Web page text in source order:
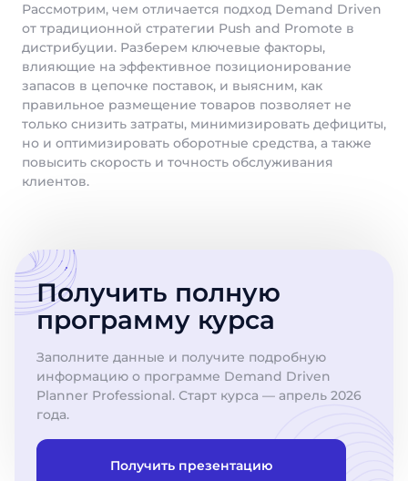
Рассмотрим, чем отличается подход Demand Driven
от традиционной стратегии Push and Promote в
дистрибуции. Разберем ключевые факторы,
влияющие на эффективное позиционирование
запасов в цепочке поставок, и выясним, как
правильное размещение товаров позволяет не
только снизить затраты, минимизировать дефициты,
но и оптимизировать оборотные средства, а также
повысить скорость и точность обслуживания
клиентов.
Получить полную
программу курса
Заполните данные и получите подробную
информацию о программе Demand Driven
Planner Professional. Старт курса — апрель 2026
года.
Получить презентацию